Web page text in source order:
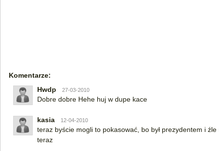
Komentarze:
Hwdp
27-03-2010
Dobre dobre Hehe huj w dupe kace
kasia 12-04-2010
teraz byście mogli to pokasować, bo był prezydentem i źle
teraz